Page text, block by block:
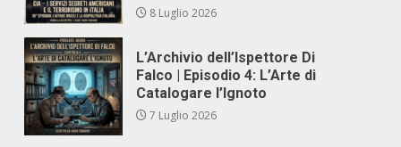
8 Luglio 2026
L’Archivio dell’Ispettore Di
Falco | Episodio 4: L’Arte di
Catalogare l’Ignoto
7 Luglio 2026